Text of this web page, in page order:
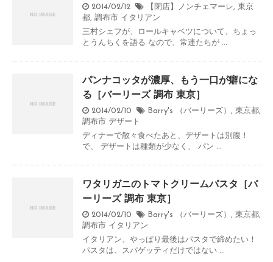
2014/02/12 【閉店】ノンチェマーレ, 東京
都, 調布市 イタリアン
三村シェフが、ロールキャベツについて、ちょっ
とうんちくを語る なので、常連たちが ...
パンナコッタが濃厚、もう一口が癖にな
る［バーリーズ 調布 東京］
2014/02/10 Barry's （バーリーズ） , 東京都,
調布市 デザート
ディナーで散々食べたあと、デザートは別腹！
で、 デザートは種類が少なく、 パン ...
ワタリガニのトマトクリームパスタ［バ
ーリーズ 調布 東京］
2014/02/10 Barry's （バーリーズ） , 東京都,
調布市 イタリアン
イタリアン、やっぱり最後はパスタで締めたい！
パスタは、スパゲッティだけではない ...